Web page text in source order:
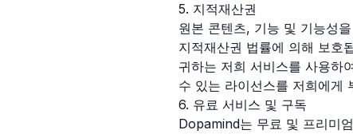
5. 지적재산권
원본 콘텐츠, 기능 및 기능성
지적재산권 법률에 의해 보호
귀하는 저희 서비스를 사용하
수 있는 라이선스를 저희에게
6. 유료 서비스 및 구독
Dopamind는 무료 및 프리미